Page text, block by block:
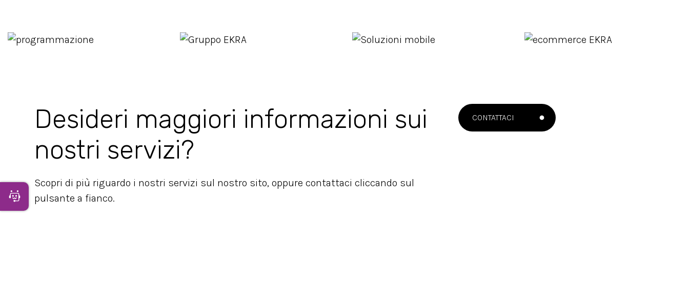
Desideri maggiori informazioni sui
nostri servizi?
Scopri di più riguardo i nostri servizi sul nostro sito, oppure contattaci cliccando sul
pulsante a fianco.
CONTATTACI
Apri Chatbot